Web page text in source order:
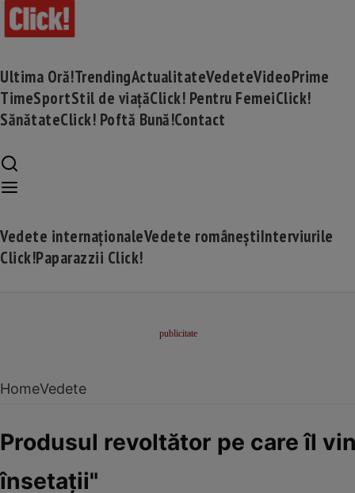
Ultima Oră!TrendingActualitateVedeteVideoPrime
TimeSportStil de viațăClick! Pentru FemeiClick!
SănătateClick! Poftă Bună!Contact
Vedete internaționaleVedete româneștiInterviurile
Click!Paparazzii Click!
HomeVedete
Produsul revoltător pe care îl
însetaţii"